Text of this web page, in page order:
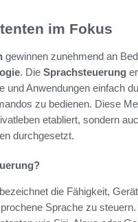
im Fokus
gewinnen zunehmend an
. Die Sprachsteuerung
und Anwendungen einfach
zu bedienen. Diese
etabliert, sondern
durchgesetzt.
bezeichnet die Fähigkeit,
Sprache zu